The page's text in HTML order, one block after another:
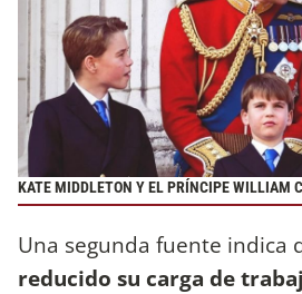
KATE MIDDLETON Y EL PRÍNCIPE WILLIAM
Una segunda fuente indica
reducido su carga de